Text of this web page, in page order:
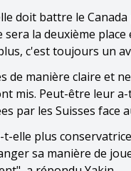
doit battre le
la deuxième
c'est toujours un
de manière claire et
mis. Peut-être leur
par les Suisses face
elle plus
sa manière de